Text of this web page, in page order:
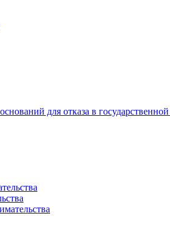
для отказа в